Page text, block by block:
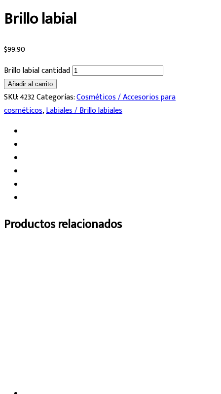
Brillo labial
$99.90
Brillo labial cantidad
Añadir al carrito
SKU:4232Categorías:Cosméticos / Accesorios para
cosméticos,Labiales / Brillo labiales
Productos relacionados